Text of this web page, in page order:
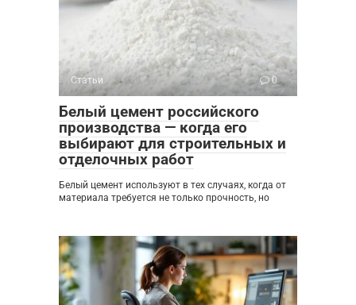
Статьи 0
Белый цемент российского
производства — когда его
выбирают для строительных и
отделочных работ
Белый цемент используют в тех случаях, когда от
материала требуется не только прочность, но